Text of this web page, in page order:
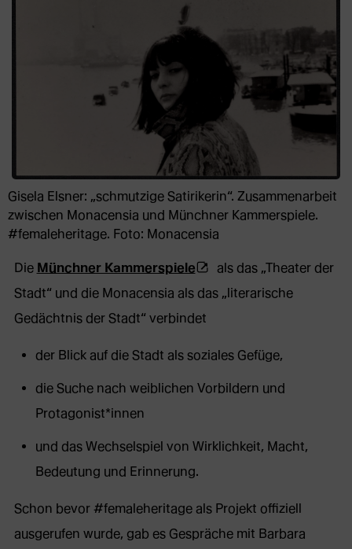
Gisela Elsner: „schmutzige Satirikerin“. Zusammenarbeit
zwischen Monacensia und Münchner Kammerspiele.
#femaleheritage. Foto: Monacensia
Die Münchner Kammerspiele(Öffnet
externe
Webseite
Tab)
als das „Theater der
Stadt“ und die Monacensia als das „literarische
Gedächtnis der Stadt“ verbindet
der Blick auf die Stadt als soziales Gefüge,
die Suche nach weiblichen Vorbildern und
Protagonist*innen
und das Wechselspiel von Wirklichkeit, Macht,
Bedeutung und Erinnerung.
Schon bevor #femaleheritage als Projekt offiziell
ausgerufen wurde, gab es Gespräche mit Barbara